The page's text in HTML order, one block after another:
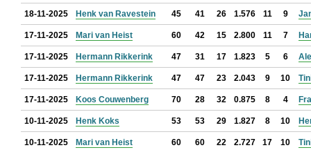
18-11-2025 Henk van Ravestein 45 41 26 1.576 11 9
17-11-2025 Mari van Heist 60 42 15 2.800 11 7
17-11-2025 Hermann Rikkerink 47 31 17 1.823 5 6
17-11-2025 Hermann Rikkerink 47 47 23 2.043 9 10
17-11-2025 Koos Couwenberg 70 28 32 0.875 8 4
10-11-2025 Henk Koks 53 53 29 1.827 8 10
10-11-2025 Mari van Heist 60 60 22 2.727 17 10